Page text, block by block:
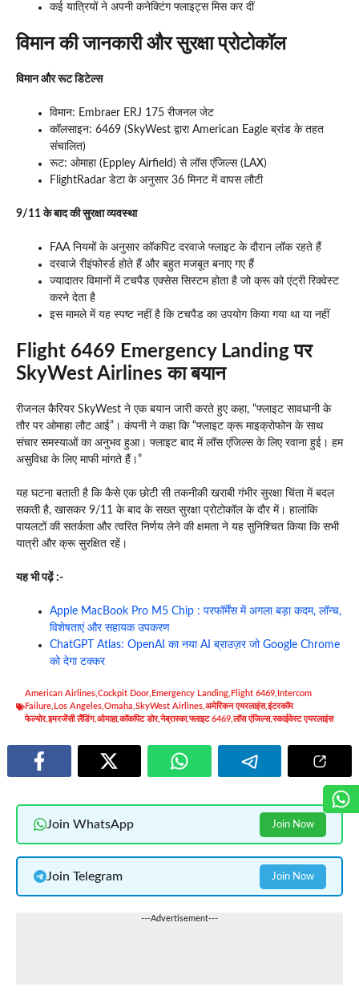
कई यात्रियों ने अपनी कनेक्टिंग फ्लाइट्स मिस कर दीं
विमान की जानकारी और सुरक्षा प्रोटोकॉल
विमान और रूट डिटेल्स
विमान: Embraer ERJ 175 रीजनल जेट
कॉलसाइन: 6469 (SkyWest द्वारा American Eagle ब्रांड के तहत
संचालित)
रूट: ओमाहा (Eppley Airfield) से लॉस एंजिल्स (LAX)
FlightRadar डेटा के अनुसार 36 मिनट में वापस लौटी
9/11 के बाद की सुरक्षा व्यवस्था
FAA नियमों के अनुसार कॉकपिट दरवाजे फ्लाइट के दौरान लॉक रहते हैं​
दरवाजे रीइंफोर्स्ड होते हैं और बहुत मजबूत बनाए गए हैं
ज्यादातर विमानों में टचपैड एक्सेस सिस्टम होता है जो क्रू को एंट्री रिक्वेस्ट
करने देता है
इस मामले में यह स्पष्ट नहीं है कि टचपैड का उपयोग किया गया था या नहीं
Flight 6469 Emergency Landing पर
SkyWest Airlines का बयान
रीजनल कैरियर SkyWest ने एक बयान जारी करते हुए कहा, “फ्लाइट सावधानी के
तौर पर ओमाहा लौट आई” । कंपनी ने कहा कि “फ्लाइट क्रू माइक्रोफोन के साथ
संचार समस्याओं का अनुभव हुआ । फ्लाइट बाद में लॉस एंजिल्स के लिए रवाना हुई। हम
असुविधा के लिए माफी मांगते हैं ।”
यह घटना बताती है कि कैसे एक छोटी सी तकनीकी खराबी गंभीर सुरक्षा चिंता में बदल
सकती है, खासकर 9/11 के बाद के सख्त सुरक्षा प्रोटोकॉल के दौर में । हालांकि
पायलटों की सतर्कता और त्वरित निर्णय लेने की क्षमता ने यह सुनिश्चित किया कि सभी
यात्री और क्रू सुरक्षित रहें ।
यह भी पढ़ें :-
Apple MacBook Pro M5 Chip : परफॉर्मेंस में अगला बड़ा कदम, लॉन्च,
विशेषताएं और सहायक उपकरण
ChatGPT Atlas: OpenAI का नया AI ब्राउज़र जो Google Chrome
को देगा टक्कर
American Airlines Cockpit Door Emergency Landing Flight 6469 Intercom
Failure Los Angeles Omaha SkyWest Airlines अमेरिकन एयरलाइंस,इंटरकॉम
फेल्योर,इमरजेंसी लैंडिंग,ओमाहा,कॉकपिट डोर,नेब्रास्का,फ्लाइट 6469,लॉस एंजिल्स,स्काईवेस्ट एयरलाइंस
Join WhatsApp Join Now
Join Telegram Join Now
---Advertisement---